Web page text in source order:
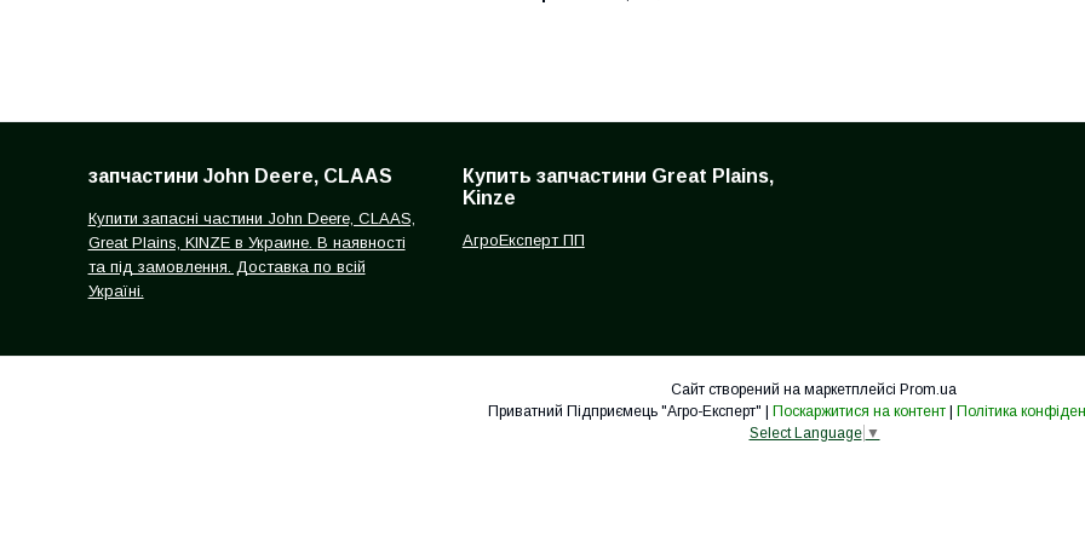
запчастини John Deere, CLAAS
Купити запасні частини John Deere, CLAAS,
Great Plains, KINZE в Украине. В наявності
та під замовлення. Доставка по всій
Україні.
Купить запчастини Great Plains,
Kinze
АгроЕксперт ПП
Сайт створений на маркетплейсі Prom.ua
Приватний Підприємець "Агро-Експерт" | Поскаржитися на контент | Політика
Select Language ▼